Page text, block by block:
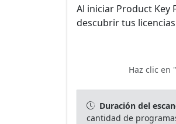
Al iniciar Product Key
descubrir tus
Haz clic en
Duración del
cantidad de